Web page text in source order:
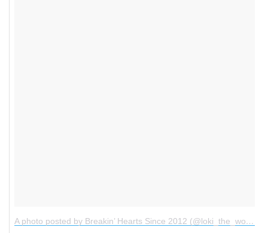
A photo posted by Breakin’ Hearts Since 2012 (@loki_the_wolfdog)